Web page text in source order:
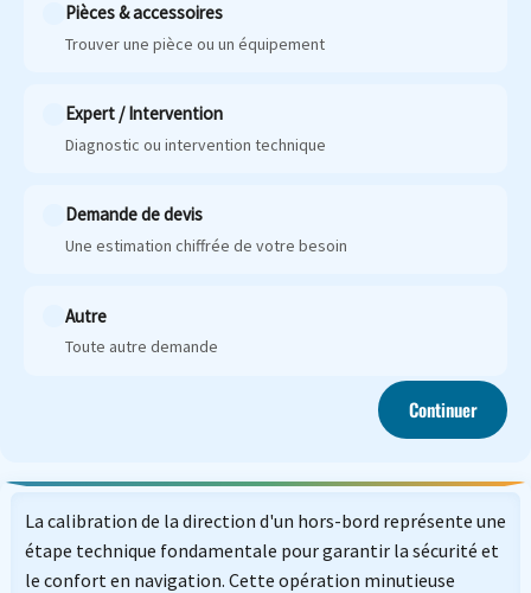
Pièces & accessoires
Trouver une pièce ou un équipement
Expert / Intervention
Diagnostic ou intervention technique
Demande de devis
Une estimation chiffrée de votre besoin
Autre
Toute autre demande
Continuer
La calibration de la direction d'un hors-bord représente une
étape technique fondamentale pour garantir la sécurité et
le confort en navigation. Cette opération minutieuse